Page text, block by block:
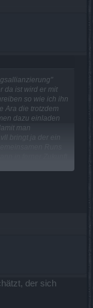
da ist wird er mit
so wie ich ihn
Ara die trotzdem
dazu einladen
man
bringt ja der ein
der sich